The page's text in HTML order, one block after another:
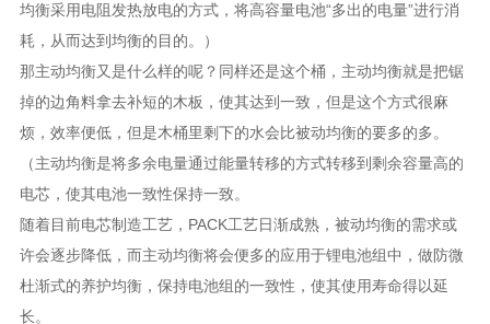
均衡采用电阻发热放电的方式，将高容量电池“多出的电量”进行消
耗，从而达到均衡的目的。）
那主动均衡又是什么样的呢？同样还是这个桶，主动均衡就是把锯
掉的边角料拿去补短的木板，使其达到一致，但是这个方式很麻
烦，效率便低，但是木桶里剩下的水会比被动均衡的要多的多。
（主动均衡是将多余电量通过能量转移的方式转移到剩余容量高的
电芯，使其电池一致性保持一致。
随着目前电芯制造工艺，PACK工艺日渐成熟，被动均衡的需求或
许会逐步降低，而主动均衡将会便多的应用于锂电池组中，做防微
杜渐式的养护均衡，保持电池组的一致性，使其使用寿命得以延
长。